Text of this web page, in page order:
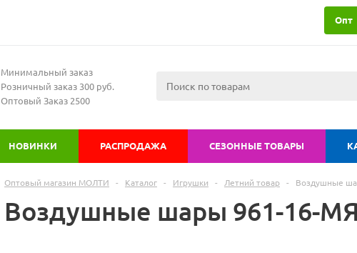
Опт
Минимальный заказ
Розничный заказ 300 руб.
Оптовый Заказ 2500
НОВИНКИ РАСПРОДАЖА СЕЗОННЫЕ ТОВАРЫ
Оптовый магазин МОЛТИ - Каталог - Игрушки - Летний товар - Воздушные
Воздушные шары 961-16-